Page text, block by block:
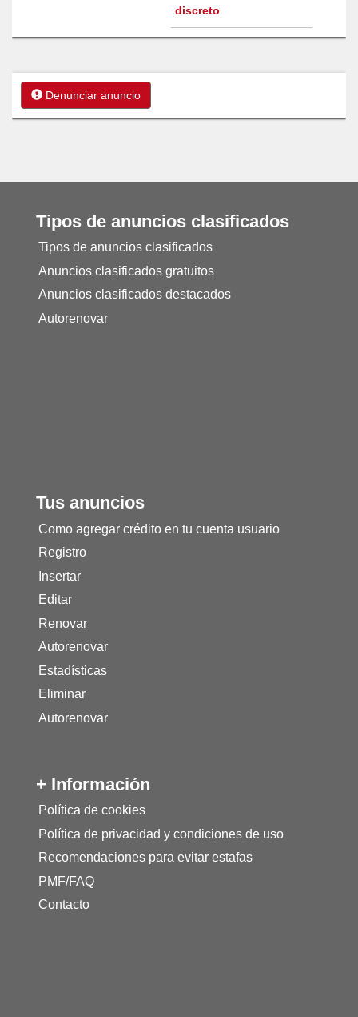
discreto
Denunciar anuncio
Tipos de anuncios clasificados
Tipos de anuncios clasificados
Anuncios clasificados gratuitos
Anuncios clasificados destacados
Autorenovar
Tus anuncios
Como agregar crédito en tu cuenta usuario
Registro
Insertar
Editar
Renovar
Autorenovar
Estadísticas
Eliminar
Autorenovar
+ Información
Política de cookies
Política de privacidad y condiciones de uso
Recomendaciones para evitar estafas
PMF/FAQ
Contacto